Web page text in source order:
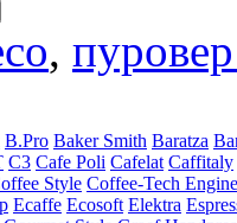
,
B.Pro Baker Smith Baratza
C3 Cafe Poli Cafelat Caffitaly
Style Coffee-Tech
Ecaffe Ecosoft Elektra